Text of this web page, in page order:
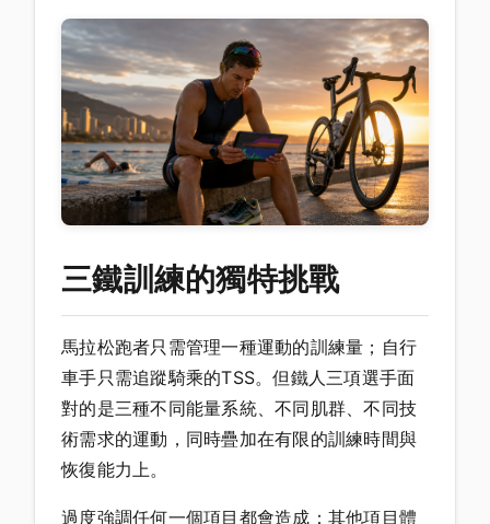
三鐵訓練的獨特挑戰
馬拉松跑者只需管理一種運動的訓練量；自行
車手只需追蹤騎乘的TSS。但鐵人三項選手面
對的是三種不同能量系統、不同肌群、不同技
術需求的運動，同時疊加在有限的訓練時間與
恢復能力上。
過度強調任何一個項目都會造成：其他項目體